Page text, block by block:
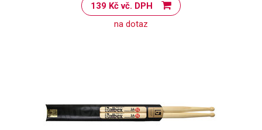
139 Kč vč. DPH
na dotaz